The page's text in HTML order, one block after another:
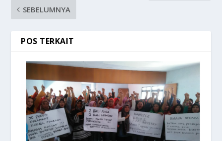
SEBELUMNYA
POS TERKAIT